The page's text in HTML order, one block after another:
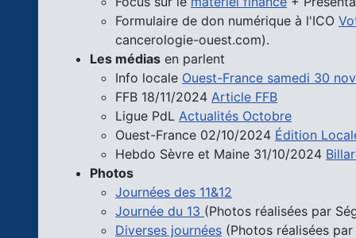
Formulaire de don numérique à l'ICO
cancerologie-ouest.com).
Les médias en parlent
Info locale Ouest-France samedi 30
FFB 18/11/2024 Article FFB
Ligue PdL Actualités Octobre
Ouest-France 02/10/2024 Édition
Hebdo Sèvre et Maine 31/10/2024
Photos
Journées des 11&12
Journée du 13 (Photos réalisées par
Diverses journées (Photos réalisées par